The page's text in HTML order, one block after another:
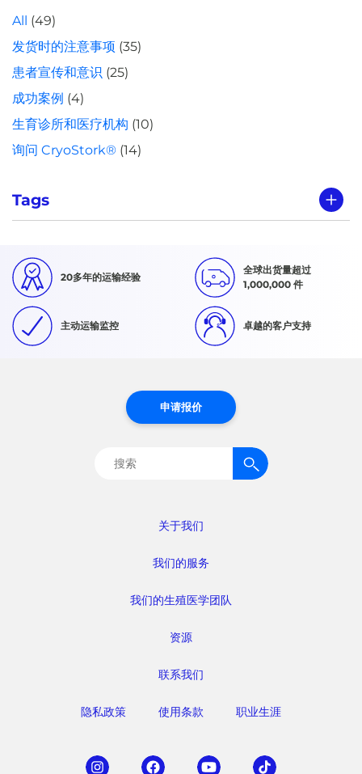
All (49)
发货时的注意事项 (35)
患者宣传和意识 (25)
成功案例 (4)
生育诊所和医疗机构 (10)
询问 CryoStork® (14)
Tags
20多年的运输经验
全球出货量超过
1,000,000 件
主动运输监控 卓越的客户支持
关于我们
我们的服务
我们的生殖医学团队
资源
联系我们
隐私政策 使用条款 职业生涯
申请报价
搜